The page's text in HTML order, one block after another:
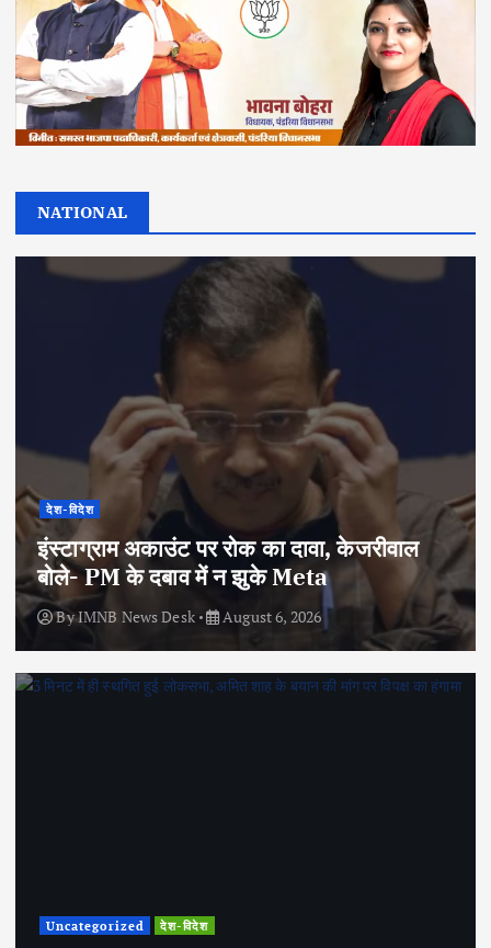
NATIONAL
देश-विदेश
इंस्टाग्राम अकाउंट पर रोक का दावा, केजरीवाल
बोले- PM के दबाव में न झुके Meta
ByIMNB News Desk August 6, 2026
Uncategorized देश-विदेश